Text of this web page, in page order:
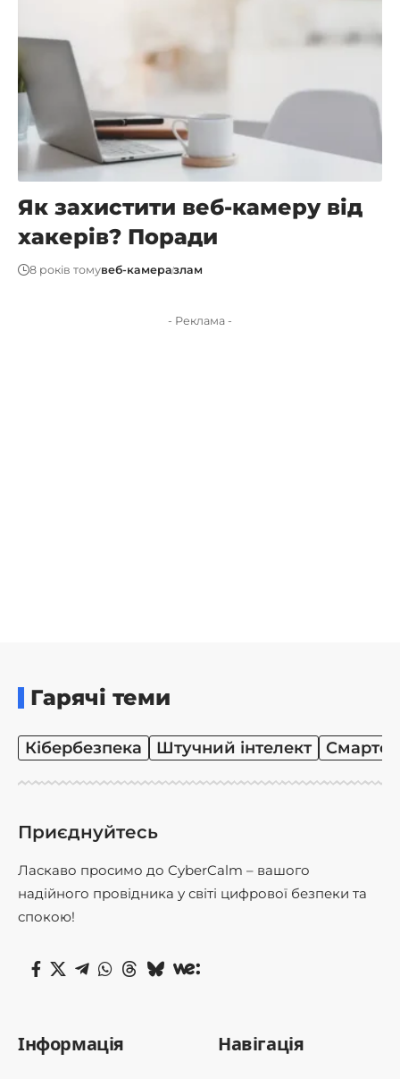
Як захистити веб-камеру від
хакерів? Поради
8 років томувеб-камеразлам
- Реклама -
Гарячі теми
Кібербезпека Штучний інтелект
Приєднуйтесь
Ласкаво просимо до CyberCalm – вашого
надійного провідника у світі цифрової безпеки та
спокою!
Інформація Навігація